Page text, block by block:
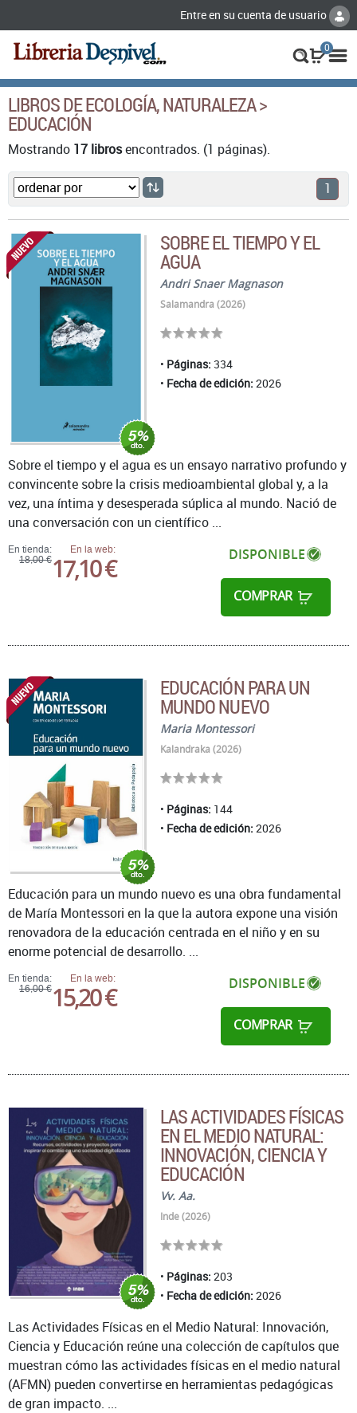
Entre en su cuenta de usuario
0
LIBROS DE ECOLOGÍA, NATURALEZA >
EDUCACIÓN
Mostrando 17 librosencontrados. (1 páginas).
1
SOBRE EL TIEMPO Y EL
AGUA
Andri Snaer Magnason
Salamandra (2026)
Páginas: 334
Fecha de edición: 2026
En tienda:
18,00 €
En la web:
17,10 € DISPONIBLE
COMPRAR
Sobre el tiempo y el agua es un ensayo narrativo profundo y
convincente sobre la crisis medioambiental global y, a la
vez, una íntima y desesperada súplica al mundo. Nació de
una conversación con un científico ...
EDUCACIÓN PARA UN
MUNDO NUEVO
Maria Montessori
Kalandraka (2026)
Páginas: 144
Fecha de edición: 2026
En tienda:
16,00 €
En la web:
15,20 € DISPONIBLE
COMPRAR
Educación para un mundo nuevo es una obra fundamental
de María Montessori en la que la autora expone una visión
renovadora de la educación centrada en el niño y en su
enorme potencial de desarrollo. ...
LAS ACTIVIDADES FÍSICAS
EN EL MEDIO NATURAL:
INNOVACIÓN, CIENCIA Y
EDUCACIÓN
Vv. Aa.
Inde (2026)
Páginas: 203
Fecha de edición: 2026
Las Actividades Físicas en el Medio Natural: Innovación,
Ciencia y Educación reúne una colección de capítulos que
muestran cómo las actividades físicas en el medio natural
(AFMN) pueden convertirse en herramientas pedagógicas
de gran impacto. ...